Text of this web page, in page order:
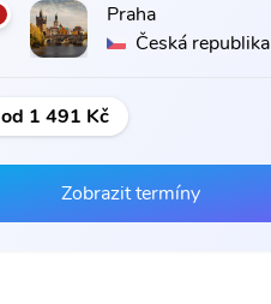
Praha
Česká republika
od 1 491 Kč
Zobrazit termíny